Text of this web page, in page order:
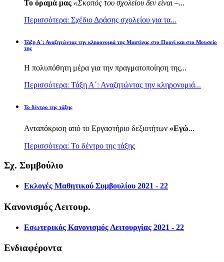
Το όραμά μας «Σκοπός του σχολείου δεν είναι –...
Περισσότερα: Σχέδιο Δράσης σχολείου για τα...
Τάξη Α΄: Αναζητώντας την κληρονομιά της Μαστίχας στο Πυργί και στο Μουσείο
της
Η πολυπόθητη μέρα για την πραγματοποίηση της...
Περισσότερα: Τάξη Α΄: Αναζητώντας την κληρονομιά...
Το δέντρο της τάξης
Ανταπόκριση από το Εργαστήριο δεξιοτήτων «Εγώ...
Περισσότερα: Το δέντρο της τάξης
Σχ. Συμβούλιο
Εκλογές Μαθητικού Συμβουλίου 2021 - 22
Κανονισμός Λειτουρ.
Εσωτερικός Κανονισμός Λειτουργίας 2021 - 22
Ενδιαφέροντα